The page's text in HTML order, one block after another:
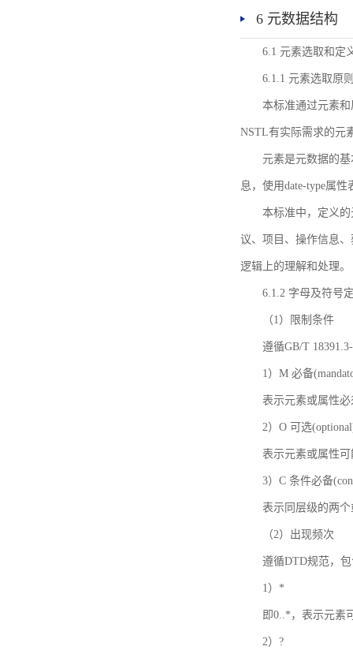
6 元数据结构
6.1 元素选取和定
6.1.1 元素选取原
本标准通过元素
NSTL有实际需求的元
元素是元数据的
息，使用date-type属
本标准中，定义
议、项目、操作信息
逻辑上的理解和处理。
6.1.2 字母及符号
（1）限制条件
遵循GB/T
1）M 必备
表示元素或属性
2）O 可选
表示元素或属性
3）C 条件必备
表示同层级的两
（2）出现频次
遵循DTD规范，
1）*
即0..*，表示元素
2）?